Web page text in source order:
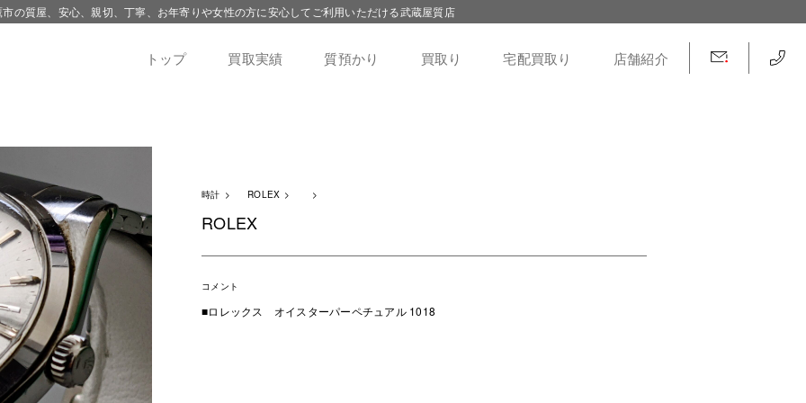
の質屋、安心、親切、丁寧、お年寄りや女性の方に安心してご利用いただける武蔵屋質店
トップ 買取実績 質預かり 買取り 宅配買取り 店舗紹介
時計 ROLEX
ROLEX
コメント
■ロレックス オイスターパーペチュアル 1018